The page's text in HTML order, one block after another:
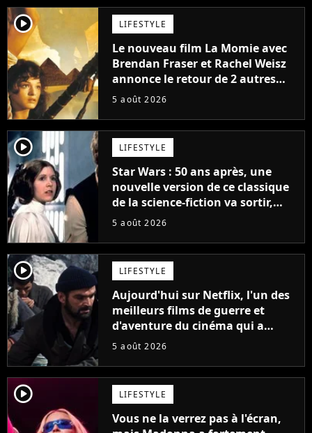
player2 LIFESTYLE
Le nouveau film La Momie avec
Brendan Fraser et Rachel Weisz
annonce le retour de 2 autres
personnages emblématiques de
5 août 2026
player2 LIFESTYLE
Star Wars : 50 ans après, une
nouvelle version de ce classique
de la science-fiction va sortir,
mais on ne la verra jamais en
5 août 2026
player2 LIFESTYLE
Aujourd'hui sur Netflix, l'un des
meilleurs films de guerre et
d'aventure du cinéma qui a
connu un succès retentissant à
5 août 2026
player2 LIFESTYLE
Vous ne la verrez pas à l'écran,